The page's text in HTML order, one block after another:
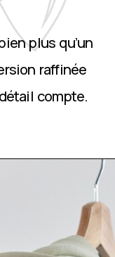
plus qu’un
raffinée
compte.